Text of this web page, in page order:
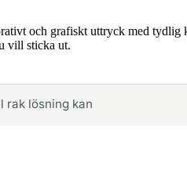
och grafiskt uttryck med tydlig
vill sticka ut.
rak lösning kan